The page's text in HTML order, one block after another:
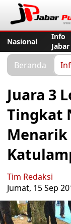
Nasional
Info
Jabar
Beranda
Juara 3
Tingkat
Menarik
Tim Redaksi
Jumat, 15 Sep